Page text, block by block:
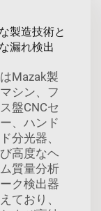
製造技術と
漏れ検出
Mazak製
シン、フ
盤CNCセ
、ハンド
分光器、
高度なヘ
質量分析
ク検出器
ており、